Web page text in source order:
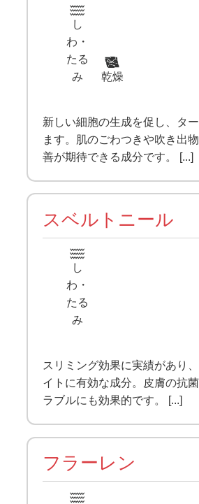
し
わ・
たる
み
乾燥
新しい細胞の生成を促し、タ
ます。肌のごわつきや吹き出
善が期待できる成分です。 [...]
スベルトニール
し
わ・
たる
み
スリミング効果に実績があり
イトに有効な成分。皮膚の抗
ラブルにも効果的です。 [...]
フラーレン